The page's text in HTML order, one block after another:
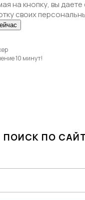
на кнопку, вы даете
своих
10 минут!
ПОИСК ПО